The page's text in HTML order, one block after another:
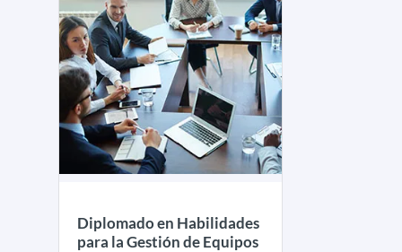
Diplomado en Habilidades
para la Gestión de Equipos